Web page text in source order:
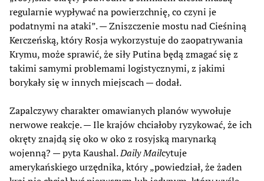
regularnie wypływać na powierzchnię, co czyni je
podatnymi na ataki”. — Zniszczenie mostu nad Cieśniną
Kerczeńską, który Rosja wykorzystuje do zaopatrywania
Krymu, może sprawić, że siły Putina będą zmagać się z
takimi samymi problemami logistycznymi, z jakimi
borykały się w innych miejscach — dodał.
Zapalczywy charakter omawianych planów wywołuje
nerwowe reakcje. — Ile krajów chciałoby ryzykować, że ich
okręty znajdą się oko w oko z rosyjską marynarką
wojenną? — pyta Kaushal.Daily Mailcytuje
amerykańskiego urzędnika, który „powiedział, że żaden